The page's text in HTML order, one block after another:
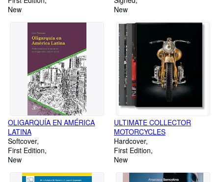
New
New
OLIGARQUÍA EN AMÉRICA
LATINA
Softcover
First Edition
New
ULTIMATE COLLECTOR
MOTORCYCLES
Hardcover
First Edition
New